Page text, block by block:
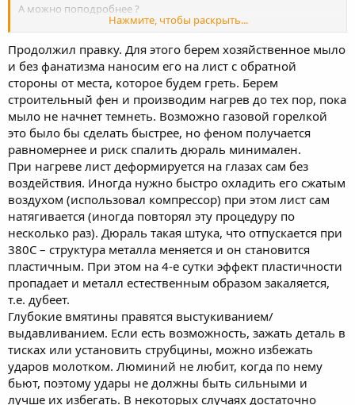
Нажмите, чтобы раскрыть...
А можно поподробнее ?
Тоже этим сейчас занимаюсь ..... чё то не очень .....
Нажмите, чтобы раскрыть...
Продолжил правку. Для этого берем хозяйственное мыло
и без фанатизма наносим его на лист с обратной
стороны от места, которое будем греть. Берем
строительный фен и производим нагрев до тех пор, пока
мыло не начнет темнеть. Возможно газовой горелкой
это было бы сделать быстрее, но феном получается
равномернее и риск спалить дюраль минимален.
При нагреве лист деформируется на глазах сам без
воздействия. Иногда нужно быстро охладить его сжатым
воздухом (использовал компрессор) при этом лист сам
натягивается (иногда повторял эту процедуру по
несколько раз). Дюраль такая штука, что отпускается при
380С – структура металла меняется и он становится
пластичным. При этом на 4-е сутки эффект пластичности
пропадает и металл естественным образом закаляется,
т.е. дубеет.
Глубокие вмятины правятся выстукиванием/
выдавливанием. Если есть возможность, зажать деталь в
тисках или установить струбцины, можно избежать
ударов молотком. Люминий не любит, когда по нему
бьют, поэтому удары не должны быть сильными и
лучше их избегать. В некоторых случаях достаточно